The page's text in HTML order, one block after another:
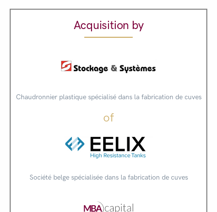
Acquisition by
Chaudronnier plastique spécialisé dans la fabrication de cuves
of
Société belge spécialisée dans la fabrication de cuves